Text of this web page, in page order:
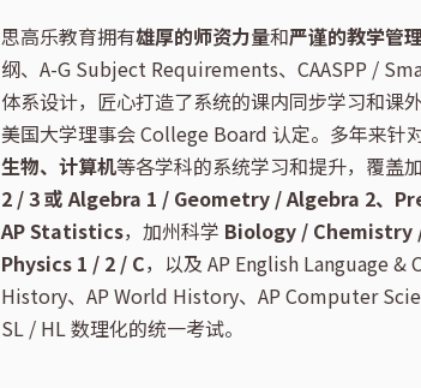
思高乐教育拥有雄厚的师资力量和严谨的教学管
纲、A-G Subject Requirements、CAASPP /
体系设计，匠心打造了系统的课内同步学习和课
美国大学理事会 College Board 认定。多年来针
生物、计算机等各学科的系统学习和提升，覆盖
2 / 3 或 Algebra 1 / Geometry / Algebra 2、
AP Statistics，加州科学 Biology / Chemistry
Physics 1 / 2 / C，以及 AP English Language
History、AP World History、AP Computer
SL / HL 数理化的统一考试。